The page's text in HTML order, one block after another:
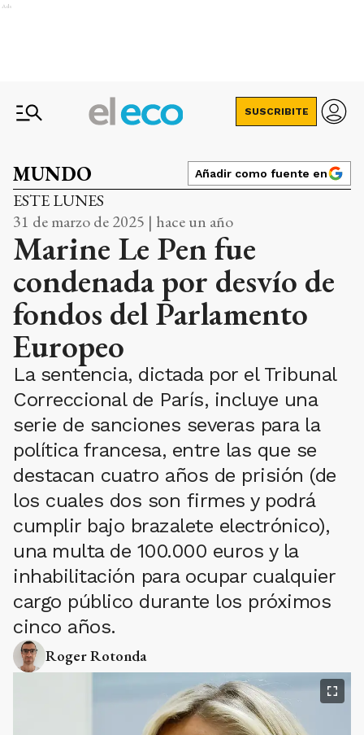
Ads
SUSCRIBITE
MUNDO Añadir como fuente en
ESTE LUNES
31 de marzo de 2025 | hace un año
Marine Le Pen fue
condenada por desvío de
fondos del Parlamento
Europeo
La sentencia, dictada por el Tribunal
Correccional de París, incluye una
serie de sanciones severas para la
política francesa, entre las que se
destacan cuatro años de prisión (de
los cuales dos son firmes y podrá
cumplir bajo brazalete electrónico),
una multa de 100.000 euros y la
inhabilitación para ocupar cualquier
cargo público durante los próximos
cinco años.
Roger Rotonda